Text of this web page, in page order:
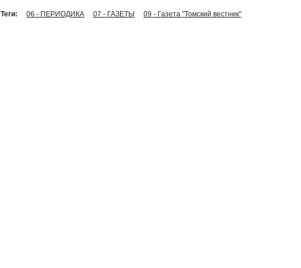
Теги: 06 - ПЕРИОДИКА 07 - ГАЗЕТЫ 09 - Газета "Томский вестник"